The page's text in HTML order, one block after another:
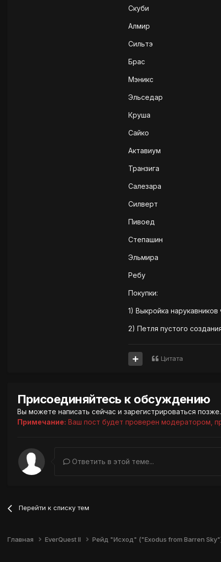
Скуби
Алмир
Сильтэ
Брас
Мэникс
Эльседар
Круша
Сайко
Актавиум
Транзига
Салезара
Силверт
Пивоед
Степашин
Эльмира
Ребу
Покупки:
1) Выкройка
2) Петля пустого
Цитата
Присоединяйтесь к обсуждению
Вы можете написать сейчас и зарегистрироваться
Примечание: Ваш пост будет проверен модератором,
Ответить в этой теме...
Перейти к списку тем
Главная EverQuest II Рейд "Исход" ("Exodus from Barren